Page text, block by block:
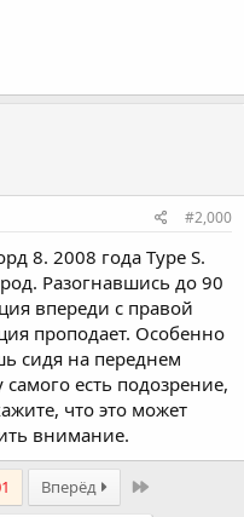
#2,000
8. 2008 года Type S.
Разогнавшись до 90
впереди с правой
проподает. Особенно
сидя на переднем
есть подозрение,
что это может
внимание.
Вперёд Last